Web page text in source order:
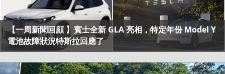
【一周新聞回顧 】賓士全新 GLA 亮相，特定年份 Model Y
電池故障狀況特斯拉回應了